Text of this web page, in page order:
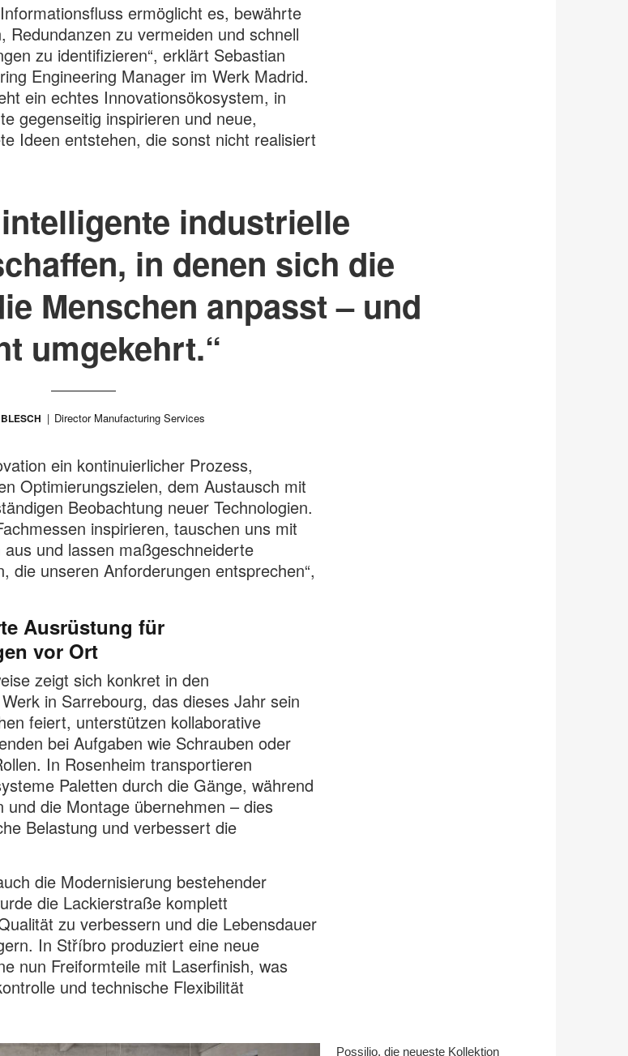
ermöglicht es, bewährte
Redundanzen zu vermeiden und schnell
zu identifizieren“, erklärt Sebastian
Engineering Manager im Werk Madrid.
ein echtes Innovationsökosystem, in
gegenseitig inspirieren und neue,
Ideen entstehen, die sonst nicht realisiert
industrielle
in denen sich die
Menschen anpasst – und
umgekehrt.“
Director Manufacturing Services
ein kontinuierlicher Prozess,
Optimierungszielen, dem Austausch mit
Beobachtung neuer Technologien.
inspirieren, tauschen uns mit
und lassen maßgeschneiderte
die unseren Anforderungen entsprechen“,
Ausrüstung für
vor Ort
zeigt sich konkret in den
in Sarrebourg, das dieses Jahr sein
feiert, unterstützen kollaborative
bei Aufgaben wie Schrauben oder
In Rosenheim transportieren
Paletten durch die Gänge, während
und die Montage übernehmen – dies
Belastung und verbessert die
die Modernisierung bestehender
die Lackierstraße komplett
zu verbessern und die Lebensdauer
In Stříbro produziert eine neue
nun Freiformteile mit Laserfinish, was
und technische Flexibilität
Possilio, die neueste Kollektion